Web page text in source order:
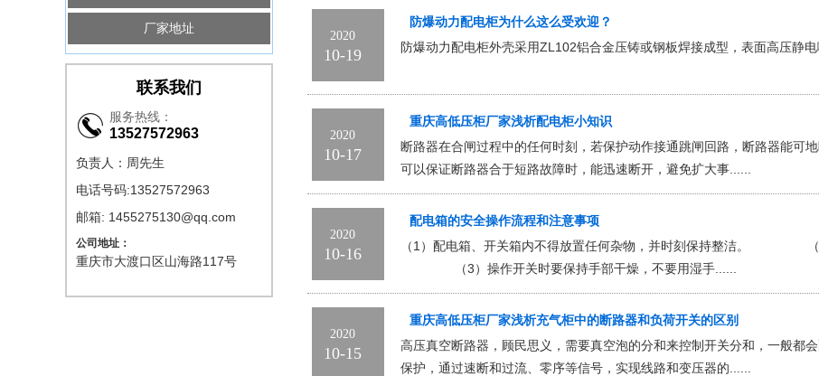
厂家地址
联系我们
服务热线：
13527572963
负责人：周先生
电话号码:13527572963
邮箱: 1455275130@qq.com
公司地址：
重庆市大渡口区山海路117号
2020
10-19
防爆动力配电柜为什么这么受欢迎？
防爆动力配电柜外壳采用ZL102铝合金压铸或钢板焊接成型，表面高压静
2020
10-17
重庆高低压柜厂家浅析配电柜小知识
断路器在合闸过程中的任何时刻，若保护动作接通跳闸回路，断路器能可
可以保证断路器合于短路故障时，能迅速断开，避免扩大事......
2020
10-16
配电箱的安全操作流程和注意事项
（1）配电箱、开关箱内不得放置任何杂物，并时刻保持整洁。 （2
（3）操作开关时要保持手部干燥，不要用湿手......
2020
10-15
重庆高低压柜厂家浅析充气柜中的断路器和负荷开关的区别
高压真空断路器，顾民思义，需要真空泡的分和来控制开关分和，一般都
保护，通过速断和过流、零序等信号，实现线路和变压器的......